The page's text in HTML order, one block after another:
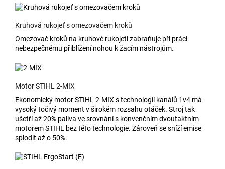
Kruhová rukojeť s omezovačem kroků
Omezovač kroků na kruhové rukojeti zabraňuje při práci
nebezpečnému přiblížení nohou k žacím nástrojům.
Motor STIHL 2-MIX
Ekonomický motor STIHL 2-MIX s technologií kanálů 1v4 má
vysoký točivý moment v širokém rozsahu otáček. Stroj tak
ušetří až 20% paliva ve srovnání s konvenčním dvoutaktním
motorem STIHL bez této technologie. Zároveň se sníží emise
splodit až o 50%.